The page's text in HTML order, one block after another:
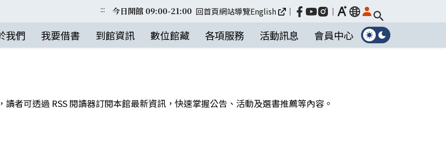
::: 今日開館 09:00-21:00 回首頁網站導覽English ｜ ｜ 放大
language
我們 我要借書 到館資訊 數位館藏 各項服務 活動訊息 會員中心
讀者可透過 RSS 閱讀器訂閱本館最新資訊，快速掌握公告、活動及選書推薦等內容。